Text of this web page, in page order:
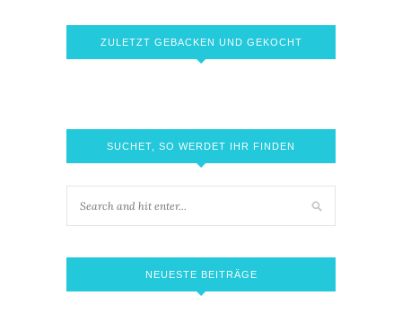
ZULETZT GEBACKEN UND GEKOCHT
SUCHET, SO WERDET IHR FINDEN
NEUESTE BEITRÄGE